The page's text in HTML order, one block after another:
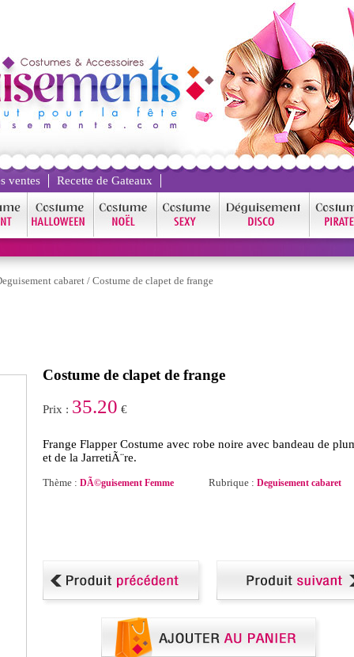
ventes Recette de Gateaux
cabaret / Costume de clapet de frange
Costume de clapet de frange
Prix : 35.20 €
Frange Flapper Costume avec robe noire avec bandeau de
et de la JarretiÃ¨re.
Thème : DÃ©guisement Femme Rubrique : Deguisement cabaret